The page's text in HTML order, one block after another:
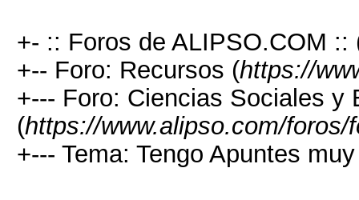
+- :: Foros de ALIPSO.COM ::
+-- Foro: Recursos (https://
+--- Foro: Ciencias Sociales y
(https://www.alipso.com/foros/
+--- Tema: Tengo Apuntes